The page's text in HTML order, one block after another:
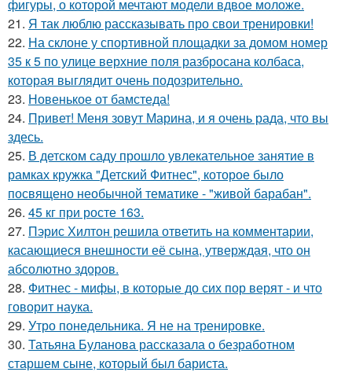
фигуры, о которой мечтают модели вдвое моложе.
21. Я так люблю рассказывать про свои тренировки!
22. На склоне у спортивной площадки за домом номер
35 к 5 по улице верхние поля разбросана колбаса,
которая выглядит очень подозрительно.
23. Новенькое от бамстеда!
24. Привет! Меня зовут Марина, и я очень рада, что вы
здесь.
25. В детском саду прошло увлекательное занятие в
рамках кружка "Детский Фитнес", которое было
посвящено необычной тематике - "живой барабан".
26. 45 кг при росте 163.
27. Пэрис Хилтон решила ответить на комментарии,
касающиеся внешности её сына, утверждая, что он
абсолютно здоров.
28. Фитнес - мифы, в которые до сих пор верят - и что
говорит наука.
29. Утро понедельника. Я не на тренировке.
30. Татьяна Буланова рассказала о безработном
старшем сыне, который был бариста.